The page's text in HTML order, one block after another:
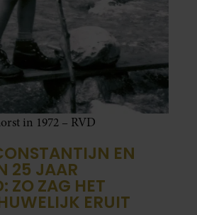
in 1972 – RVD
EN
25 JAAR
ZO ZAG HET
ERUIT